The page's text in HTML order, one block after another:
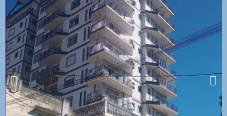
Vendo Apartamento
2 dormitórios- São
Lourenço -MG .
Vídeos no final
Suíte com varanda, 1 quarto, 1
banheiro, Uma sala em L, copa cozinha,
área de serviço, banheiro empregada. 2
portas de acesso ao apartamento,
cozinha e sala. Vaga de Garagem.